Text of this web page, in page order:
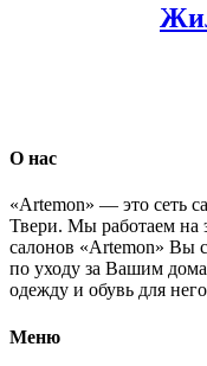
О нас
«Artemon» — это сеть
Твери. Мы работаем на
салонов «Artemon» Вы
по уходу за Вашим
одежду и обувь для
Меню